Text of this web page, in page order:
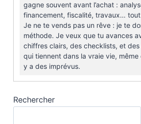
gagne souvent avant l’achat :
financement, fiscalité, travaux… tout
Je ne te vends pas un rêve : je te
méthode. Je veux que tu avances
chiffres clairs, des checklists, et des
qui tiennent dans la vraie vie, même
y a des imprévus.
Rechercher